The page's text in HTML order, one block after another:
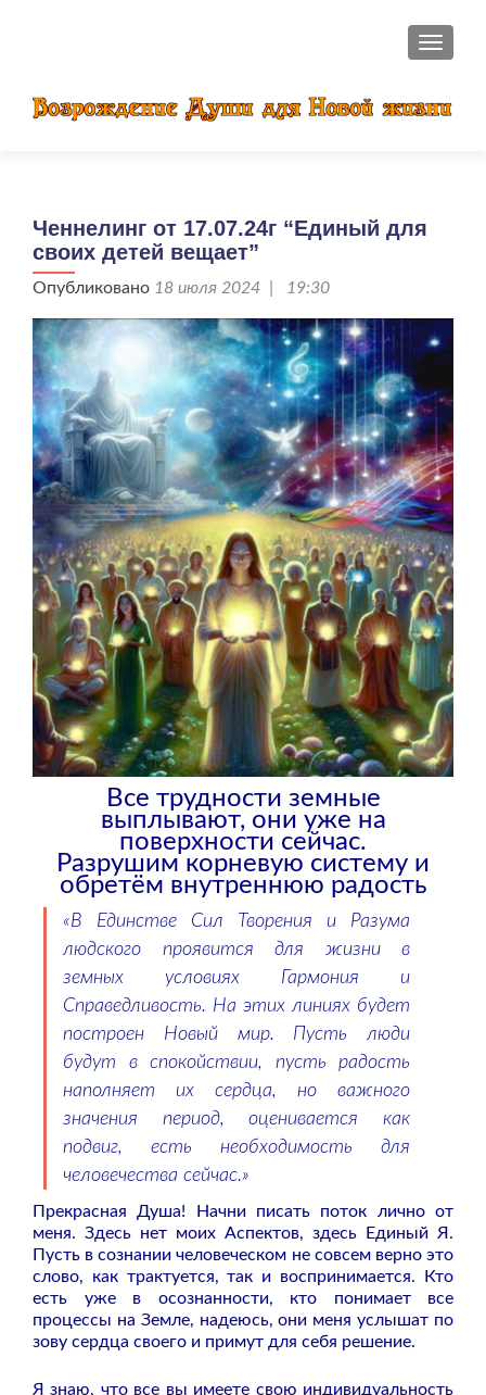
Ченнелинг от 17.07.24г “Единый для
своих детей вещает”
Опубликовано 18 июля 2024 | 19:30
Все трудности земные
выплывают, они уже на
поверхности сейчас.
Разрушим корневую систему и
обретём внутреннюю радость
«В Единстве Сил Творения и Разума
людского проявится для жизни в
земных условиях Гармония и
Справедливость. На этих линиях будет
построен Новый мир. Пусть люди
будут в спокойствии, пусть радость
наполняет их сердца, но важного
значения период, оценивается как
подвиг, есть необходимость для
человечества сейчас.»
Прекрасная Душа! Начни писать поток лично от
меня. Здесь нет моих Аспектов, здесь Единый Я.
Пусть в сознании человеческом не совсем верно это
слово, как трактуется, так и воспринимается. Кто
есть уже в осознанности, кто понимает все
процессы на Земле, надеюсь, они меня услышат по
зову сердца своего и примут для себя решение.
Я знаю, что все вы имеете свою индивидуальность